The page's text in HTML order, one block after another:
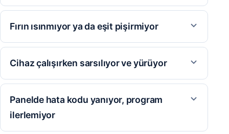
Fırın ısınmıyor ya da eşit pişirmiyor
Cihaz çalışırken sarsılıyor ve yürüyor
Panelde hata kodu yanıyor, program
ilerlemiyor